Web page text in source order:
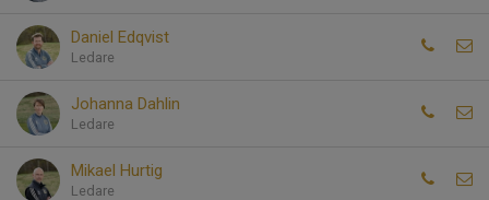
Daniel Edqvist
Ledare
Johanna Dahlin
Ledare
Mikael Hurtig
Ledare